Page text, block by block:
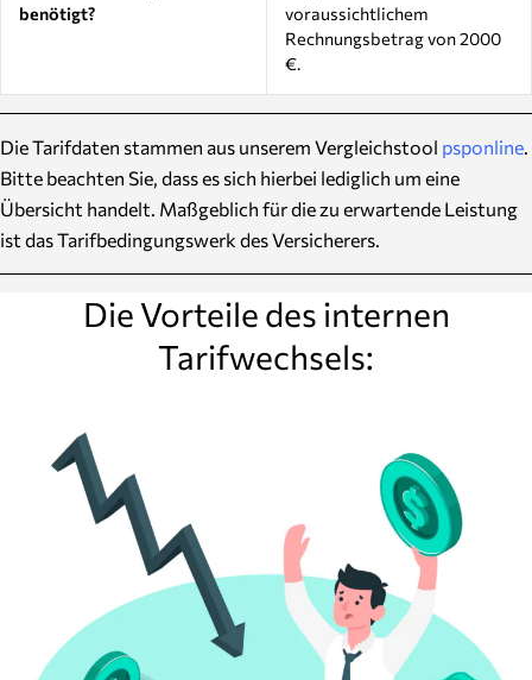
benötigt?
voraussichtlichem
Rechnungsbetrag von 2000
€.
Die Tarifdaten stammen aus unserem Vergleichstool psponline
Bitte beachten Sie, dass es sich hierbei lediglich um eine
Übersicht handelt. Maßgeblich für die zu erwartende Leistung
ist das Tarifbedingungswerk des Versicherers.
Die Vorteile des internen
Tarifwechsels: